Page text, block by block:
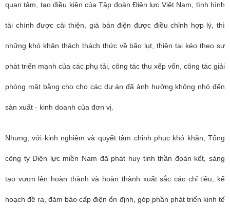
quan tâm, tạo điều kiện của Tập đoàn Điện lực Việt Nam, tình hình
tài chính được cải thiện, giá bán điện được điều chỉnh hợp lý, thì
những khó khăn thách thách thức về bão lụt, thiên tai kéo theo sự
phát triển mạnh của các phụ tải, công tác thu xếp vốn, công tác giải
phóng mặt bằng cho cho các dự án đã ảnh hưởng không nhỏ đến
sản xuất - kinh doanh của đơn vị.
Nhưng, với kinh nghiệm và quyết tâm chinh phục khó khăn, Tổng
công ty Điện lực miền Nam đã phát huy tinh thần đoàn kết, sáng
tạo vươn lên hoàn thành và hoàn thành xuất sắc các chỉ tiêu, kế
hoạch đề ra, đảm bảo cấp điện ổn định, góp phần phát triển kinh tế